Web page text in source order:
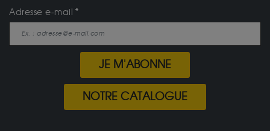
Adresse e-mail
JE M'ABONNE
NOTRE CATALOGUE